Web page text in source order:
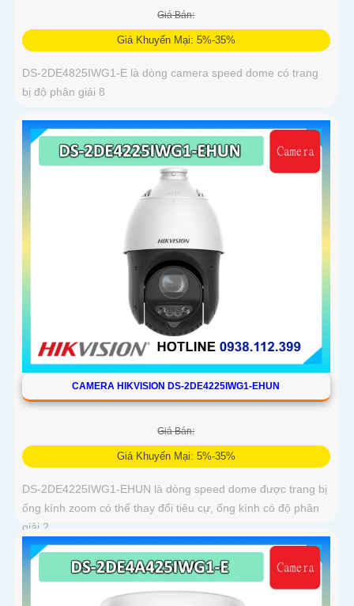
Giá Bán:
Giá Khuyến Mại: 5%-35%
DS-2DE4825IWG1-E là dòng camera speed dome có trang
bị độ phân giải 8
CAMERA HIKVISION DS-2DE4225IWG1-EHUN
Giá Bán:
Giá Khuyến Mại: 5%-35%
DS-2DE4225IWG1-EHUN là dòng speed dome được trang bị
ống kính zoom có thể thay đổi tiêu cự, ống kính có độ phân
giải 2